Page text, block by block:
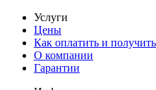
Услуги
Цены
Как оплатить и получить
О компании
Гарантии